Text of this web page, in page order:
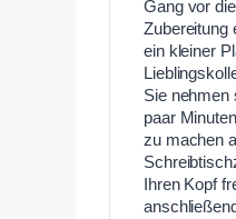
Gang vor
Zubereitung
ein kleiner
Sie nehmen
paar
zu machen
Ihren Kopf